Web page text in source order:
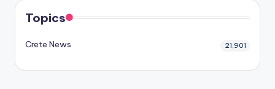
Topics
Crete News 21,901